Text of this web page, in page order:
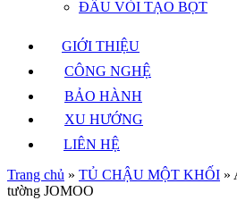
ĐẦU VÒI TẠO BỌT
GIỚI THIỆU
CÔNG NGHỆ
BẢO HÀNH
XU HƯỚNG
LIÊN HỆ
Trang chủ » TỦ CHẬU MỘT KHỐI »
tường JOMOO